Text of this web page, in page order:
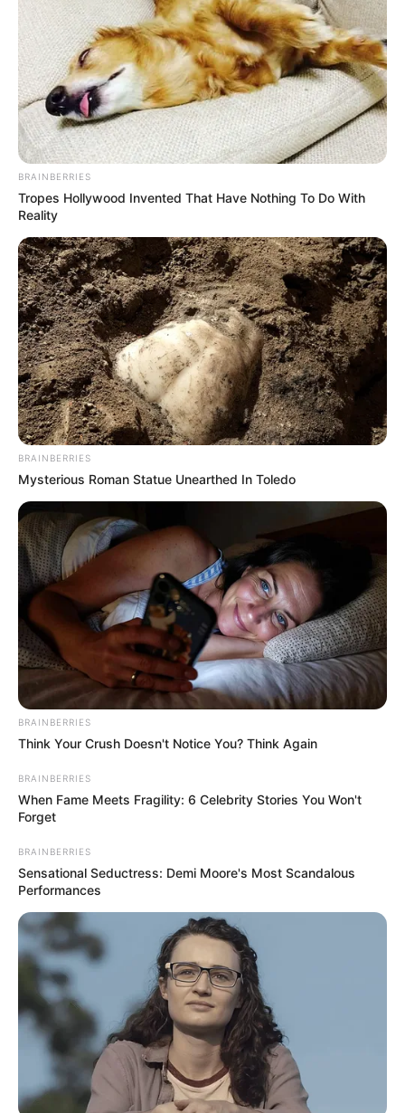
ΛΙΓΑ ΛΟΓΙΑ ΓΙΑ ΜΕΝΑ
Πέμπτη, 22 Οκτωβρίου 2020, 20:06
ΓΕΙΑ ΣΑΣ….ΚΑΛΩΣ ΗΛΘΑΤΕ ΣΤΗΝ ΙΣΤΟΣΕΛΙΔΑ...
ΑΛΕΞΑΝΔΡΟΣ ΖΕΥΣ Ο
ΑΡΧΗΓΟΣ ΤΩΝ ΕΛ. Ο
ΑΠΟΛΥΤΟΣ ΚΥΡΙΑΡΧΟΣ.
ΕΙΝΑΙ ΕΔΩ, ΕΙΝΑΙ...
ΕΙΜΑΣΤΕ ΣΤΗΝ ΤΕΛΙΚΗ
ΕΥΘΕΙΑ.. ΕΙΝΑΙ ΕΔΩ.. ΕΙΝΑΙ
ΜΑΖΙ ΜΑΣ, ΜΑΣ
ΠΡΟΣΤΑΤΕΥΟΥΝ ΚΑΙ...
ΕΒΡΑΙΟΙ ΚΑΙ ΕΠΑΝΑΣΤΑΣΕΙΣ….
παρατυπίες και
BRAINBERRIES
Tropes Hollywood Invented That Have Nothing To Do With
Reality
BRAINBERRIES
Mysterious Roman Statue Unearthed In Toledo
BRAINBERRIES
Think Your Crush Doesn't Notice You? Think Again
BRAINBERRIES
When Fame Meets Fragility: 6 Celebrity Stories You Won't
Forget
BRAINBERRIES
Sensational Seductress: Demi Moore's Most Scandalous
Performances